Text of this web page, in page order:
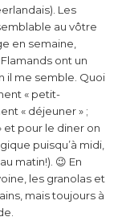
Les
au vôtre
en semaine,
ont un
il me semble. Quoi
« petit-
« déjeuner » ;
et pour le diner on
puisqu’à midi,
matin!). 😉 En
les granolas et
mais toujours à